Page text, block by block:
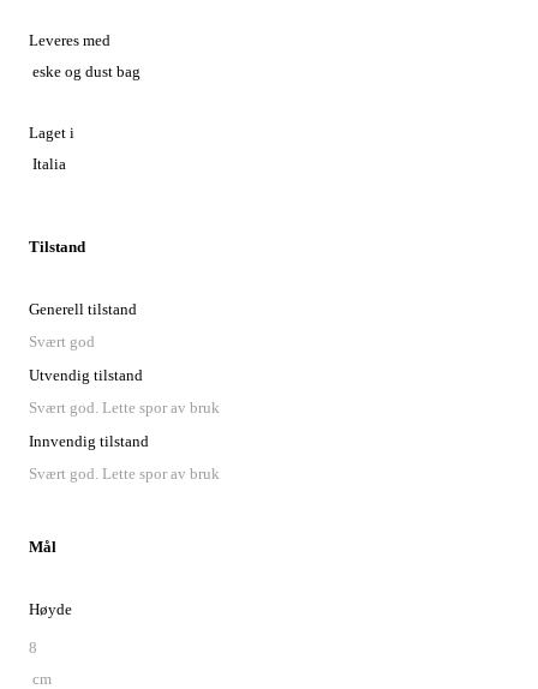
Leveres med
eske og dust bag
Laget i
Italia
Tilstand
Generell tilstand
Svært god
Utvendig tilstand
Svært god. Lette spor av bruk
Innvendig tilstand
Svært god. Lette spor av bruk
Mål
Høyde
8
cm